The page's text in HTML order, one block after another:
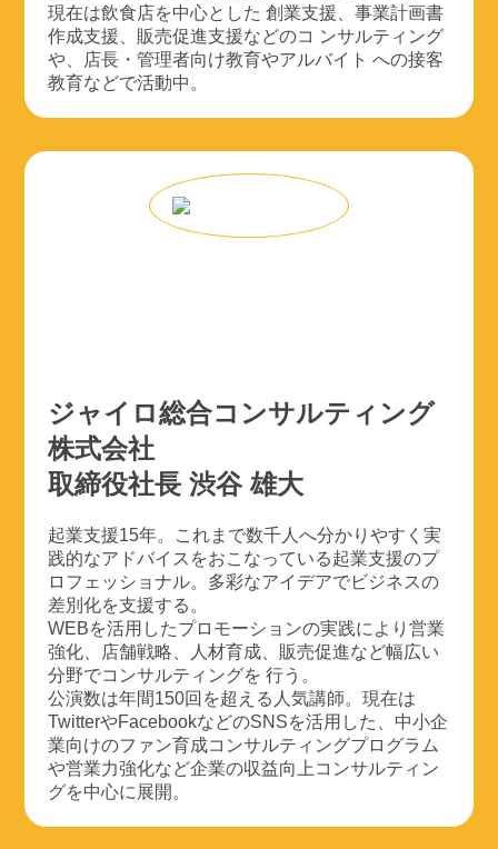
現在は飲食店を中心とした 創業支援、事業計画書
作成支援、販売促進支援などのコ ンサルティング
や、店長・管理者向け教育やアルバイト への接客
教育などで活動中。
ジャイロ総合コンサルティング
株式会社
取締役社長 渋谷 雄大
起業支援15年。これまで数千人へ分かりやすく実
践的なアドバイスをおこなっている起業支援のプ
ロフェッショナル。多彩なアイデアでビジネスの
差別化を支援する。
WEBを活用したプロモーションの実践により営業
強化、店舗戦略、人材育成、販売促進など幅広い
分野でコンサルティングを 行う。
公演数は年間150回を超える人気講師。現在は
TwitterやFacebookなどのSNSを活用した、中小企
業向けのファン育成コンサルティングプログラム
や営業力強化など企業の収益向上コンサルティン
グを中心に展開。